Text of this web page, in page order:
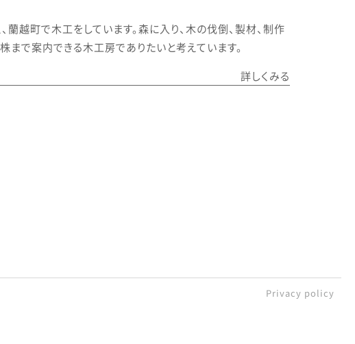
蘭越町で木工をしています。森に入り、木の伐倒、製材、制作
まで案内できる木工房でありたいと考えています。
詳しくみる
Privacy policy